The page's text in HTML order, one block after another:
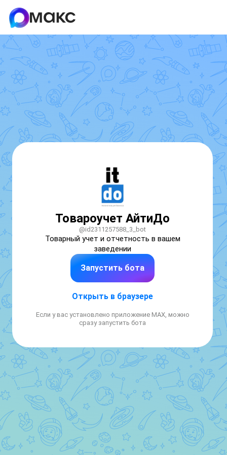
Товароучет АйтиДо
@id2311257588_3_bot
Товарный учет и отчетность в вашем
заведении
Запустить бота
Открыть в браузере
Если у вас установлено приложение MAX, можно
сразу запустить бота